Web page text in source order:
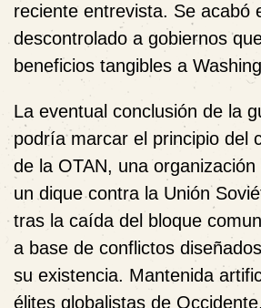
reciente entrevista. Se acabó
descontrolado a gobiernos
beneficios tangibles a
La eventual conclusión de la
podría marcar el principio del
de la OTAN, una
un dique contra la Unión
tras la caída del bloque
a base de conflictos
su existencia. Mantenida
élites globalistas de